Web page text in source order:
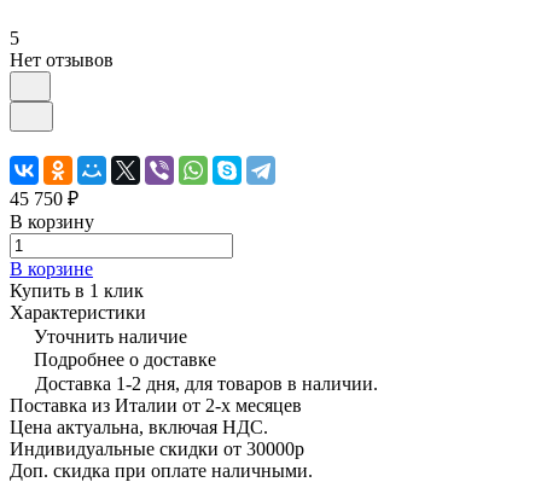
5
Нет отзывов
45 750 ₽
В корзину
В корзине
Купить в 1 клик
Характеристики
Уточнить наличие
Подробнее о доставке
Доставка 1-2 дня, для товаров в наличии.
Поставка из Италии от 2-х месяцев
Цена актуальна, включая НДС.
Индивидуальные скидки от 30000р
Доп. скидка при оплате наличными.